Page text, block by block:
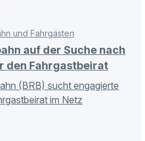
und Fahrgästen
auf der Suche nach
den Fahrgastbeirat
(BRB) sucht engagierte
im Netz